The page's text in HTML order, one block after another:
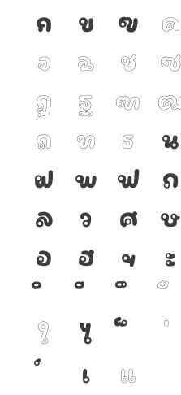
ก ข ฃ ค
จ
ฉ ช ซ
ฏ
ฐ ฑ
ถ
ท ธ น
ฝ พ ฟ ภ
ล
ว ศ ษ
อ
ฮ ฯ ะ
ใ
ไ
เ
แ